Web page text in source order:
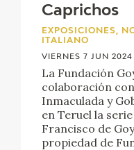
Caprichos
EXPOSICIONES,
ITALIANO
VIERNES 7 JUN 2024
La Fundación
colaboración
Inmaculada y
en Teruel la
Francisco de
propiedad de